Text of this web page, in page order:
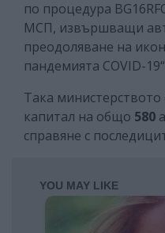
по процедура
МСП, извършващи
преодоляване на
пандемията COVID-
Така
капитал на общо 580
справяне с